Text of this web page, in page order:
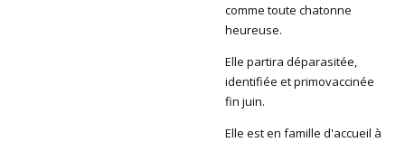
comme toute chatonne
heureuse.
Elle partira déparasitée,
identifiée et primovaccinée
fin juin.
Elle est en famille d'accueil à